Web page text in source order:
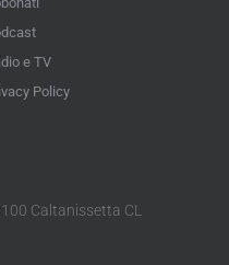
e TV
Policy
Caltanissetta CL